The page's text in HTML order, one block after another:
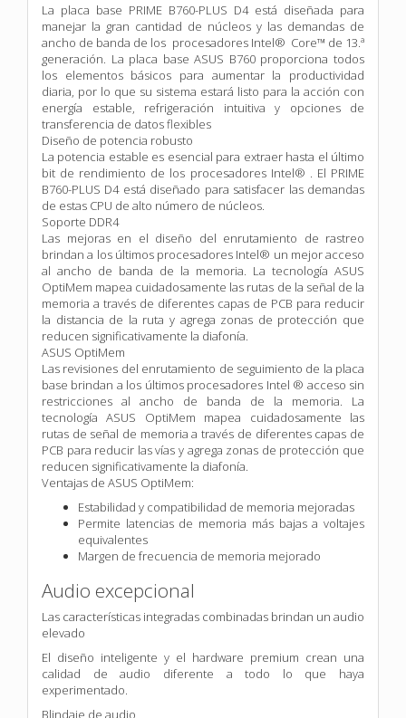
La placa base PRIME B760-PLUS D4 está diseñada para
manejar la gran cantidad de núcleos y las demandas de
ancho de banda de los procesadores Intel® Core™ de 13.ª
generación. La placa base ASUS B760 proporciona todos
los elementos básicos para aumentar la productividad
diaria, por lo que su sistema estará listo para la acción con
energía estable, refrigeración intuitiva y opciones de
transferencia de datos flexibles
Diseño de potencia robusto
La potencia estable es esencial para extraer hasta el último
bit de rendimiento de los procesadores Intel® . El PRIME
B760-PLUS D4 está diseñado para satisfacer las demandas
de estas CPU de alto número de núcleos.
Soporte DDR4
Las mejoras en el diseño del enrutamiento de rastreo
brindan a los últimos procesadores Intel® un mejor acceso
al ancho de banda de la memoria. La tecnología ASUS
OptiMem mapea cuidadosamente las rutas de la señal de la
memoria a través de diferentes capas de PCB para reducir
la distancia de la ruta y agrega zonas de protección que
reducen significativamente la diafonía.
ASUS OptiMem
Las revisiones del enrutamiento de seguimiento de la placa
base brindan a los últimos procesadores Intel ® acceso sin
restricciones al ancho de banda de la memoria. La
tecnología ASUS OptiMem mapea cuidadosamente las
rutas de señal de memoria a través de diferentes capas de
PCB para reducir las vías y agrega zonas de protección que
reducen significativamente la diafonía.
Ventajas de ASUS OptiMem:
Estabilidad y compatibilidad de memoria mejoradas
Permite latencias de memoria más bajas a voltajes
equivalentes
Margen de frecuencia de memoria mejorado
Audio excepcional
Las características integradas combinadas brindan un audio
elevado
El diseño inteligente y el hardware premium crean una
calidad de audio diferente a todo lo que haya
experimentado.
Blindaje de audio